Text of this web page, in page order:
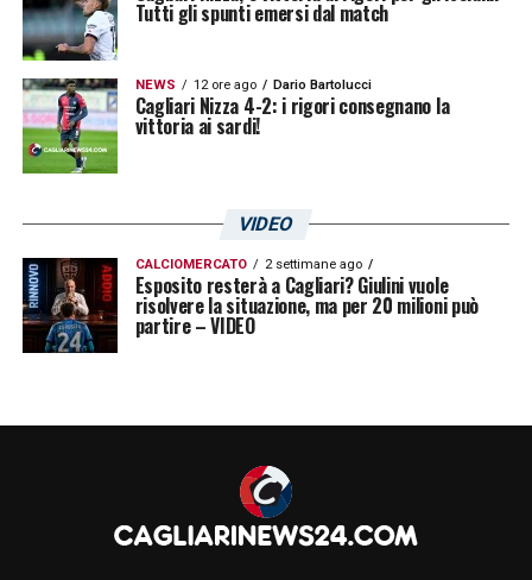
Tutti gli spunti emersi dal match
NEWS 12 ore ago Dario Bartolucci
Cagliari Nizza 4-2: i rigori consegnano la
vittoria ai sardi!
VIDEO
CALCIOMERCATO 2 settimane ago
Esposito resterà a Cagliari? Giulini vuole
risolvere la situazione, ma per 20 milioni può
partire – VIDEO